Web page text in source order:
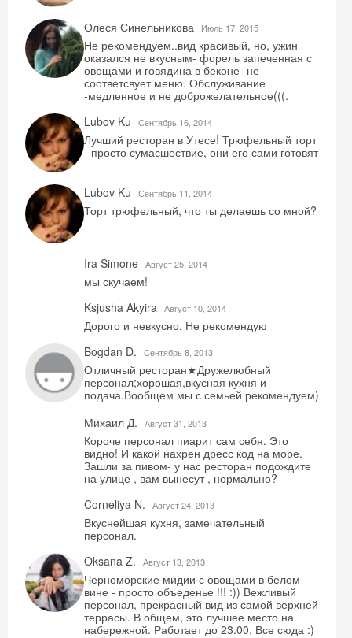
Олеся Синельникова Июль 17, 2015
Не рекомендуем..вид красивый, но, ужин
оказался не вкусным- форель запеченная с
овощами и говядина в беконе- не
соответсвует меню. Обслуживание
-медленное и не доброжелательное(((.
Lubov Ku
Сентябрь 16, 2014
Лучший ресторан в Утесе! Трюфельный торт
- просто сумасшествие, они его сами готовят
Lubov Ku Сентябрь 11, 2014
Торт трюфельный, что ты делаешь со мной?
Ira Simone Август 25, 2014
мы скучаем!
Ksjusha Akyira Август 10, 2014
Дорого и невкусно. Не рекомендую
Bogdan D.
Сентябрь 8, 2013
Отличный ресторан★Дружелюбный
персонал;хорошая,вкусная кухня и
подача.Вообщем мы с семьей рекомендуем)
Михаил Д.
Август 31, 2013
Короче персонал пиарит сам себя. Это
видно! И какой нахрен дресс код на море.
Зашли за пивом- у нас ресторан подождите
на улице , вам вынесут , нормально?
Corneliya N.
Август 24, 2013
Вкуснейшая кухня, замечательный
персонал.
Oksana Z.
Август 13, 2013
Черноморские мидии с овощами в белом
вине - просто объеденье !!! :)) Вежливый
персонал, прекрасный вид из самой верхней
террасы. В общем, это лучшее место на
набережной. Работает до 23.00. Все сюда :)
Скидка −5%
Хочешь дешевле? Оставь почту и получи
промокод на первое бронирование!
Получить промокод